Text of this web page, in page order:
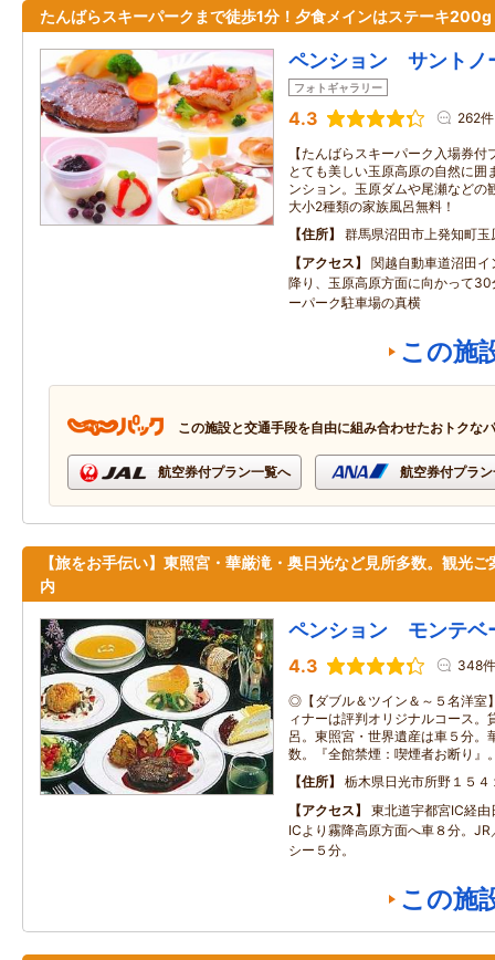
たんばらスキーパークまで徒歩1分！夕食メインはステーキ200g
ペンション サントノ
フォトギャラリー
4.3 262件
【たんばらスキーパーク入場券
とても美しい玉原高原の自然に囲
ンション。玉原ダムや尾瀬などの
大小2種類の家族風呂無料！
住所
群馬県沼田市上発知町玉
アクセス
関越自動車道沼田
降り、玉原高原方面に向かって
ーパーク駐車場の真横
この施
この施設と交通手段を自由に組み合わせたおトクな
航空券付プラン一覧へ 航空券付プラ
【旅をお手伝い】東照宮・華厳滝・奥日光など見所多数。観光ご
内
ペンション モンテベ
4.3 348件
◎【ダブル＆ツイン＆～５名洋室
ィナーは評判オリジナルコース。
呂。東照宮・世界遺産は車５分。
数。『全館禁煙：喫煙者お断り』
住所
栃木県日光市所野１５４
アクセス
東北道宇都宮IC経
ICより霧降高原方面へ車８分。
シー５分。
この施